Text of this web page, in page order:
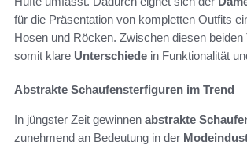
für die Präsentation von kompletten Outfits
Hosen und Röcken. Zwischen diesen beiden
somit klare Unterschiede in Funktionalität
Abstrakte Schaufensterfiguren im Trend
In jüngster Zeit gewinnen abstrakte
zunehmend an Bedeutung in der